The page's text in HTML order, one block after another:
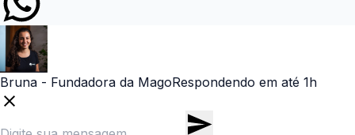
Bruna - Fundadora da MagoRespondendo em até 1h